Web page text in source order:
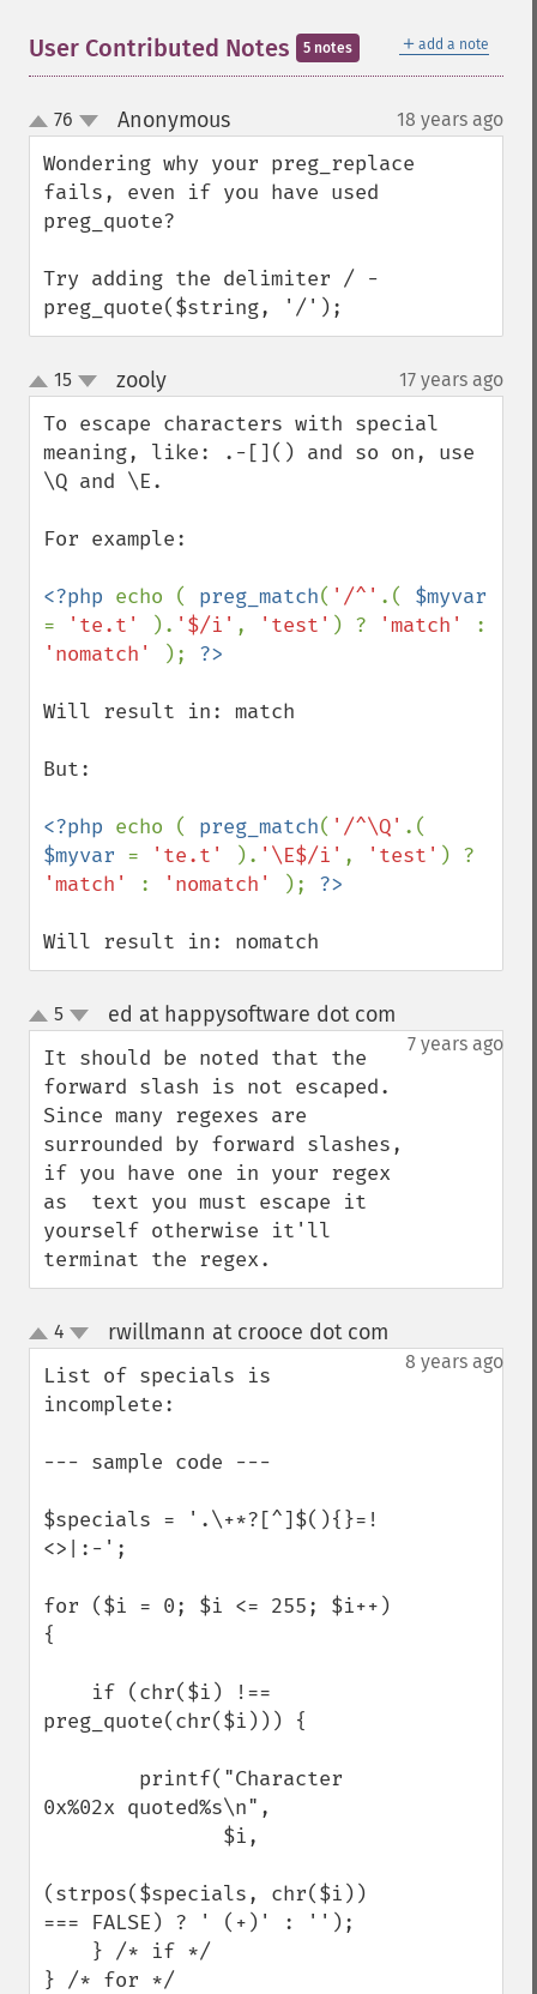
＋ add a note
User Contributed Notes 5 notes
up
down
76 Anonymous¶ 18 years ago
Wondering why your preg_replace
fails, even if you have used
preg_quote?
Try adding the delimiter / -
preg_quote($string, '/');
up
down
15 zooly¶ 17 years ago
To escape characters with special
meaning, like: .-[]() and so on, use
\Q and \E.
For example:
<?php echo ( preg_match( '/^' .(
=
'te.t' ). '$/i' , 'test' ) ? 'match'
'nomatch'
);
Will result in: match
But:
<?php echo ( preg_match( '/^\Q'
$myvar = 'te.t' ). '\E$/i' , 'test'
'match'
: 'nomatch' );
Will result in: nomatch
up
down
5 ed at happysoftware dot com
7 years ago
It should be noted that the
forward slash is not escaped.
Since many regexes are
surrounded by forward slashes,
if you have one in your regex
as  text you must escape it
yourself otherwise it'll
terminat the regex.
up
down
4 rwillmann at crooce dot com
8 years ago
List of specials is
incomplete:
--- sample code ---
$specials = '.\+*?[^]$(){}=!
<>|:-';
for ($i = 0; $i <= 255; $i++)
{
preg_quote(chr($i))) {
0x%02x quoted%s\n",
(strpos($specials, chr($i))
=== FALSE) ? ' (+)' : '');
} /* for */